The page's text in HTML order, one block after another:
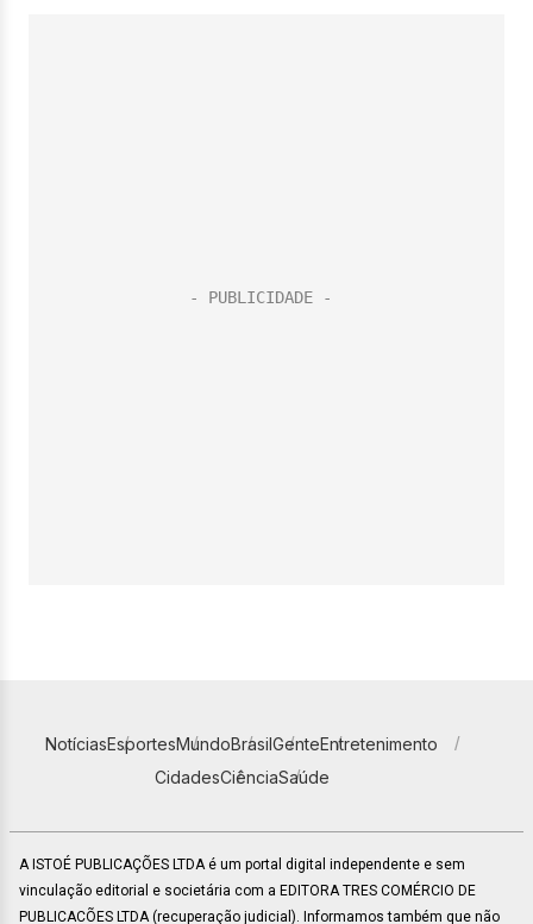
NotíciasEsportesMundoBrasilGenteEntretenimento
CidadesCiênciaSaúde
A ISTOÉ PUBLICAÇÕES LTDA é um portal digital independente e sem
vinculação editorial e societária com a EDITORA TRES COMÉRCIO DE
PUBLICACÕES LTDA (recuperação judicial). Informamos também que não